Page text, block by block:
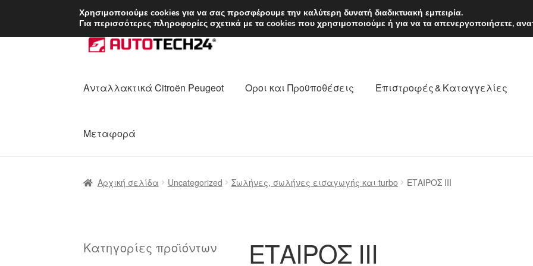
ΑΠΟΣΤΟΛΗ από 7 EUR Δευτέρα-Παρ.
Απευθείας
μετάβαση
πλοήγηση
Μετάβαση
σε
Ανταλλακτικά Citroën Peugeot Οροι και Προϋποθέσεις Επιστροφές & Καταγγελίες
Μεταφορά
Αρχική σελίδα Uncategorized Σωλήνες, σωλήνες εισαγωγής και turbo ΕΤΑΙΡΟΣ III
ΕΤΑΙΡΟΣ III
Κατηγορίες προϊόντων
Χρησιμοποιούμε cookies για να σας προσφέρουμε την καλύτερη δυνατή διαδικτυακή εμπειρία.
Για περισσότερες πληροφορίες σχετικά με τα cookies που χρησιμοποιούμε ή για να τα απενεργοποιήσετε,